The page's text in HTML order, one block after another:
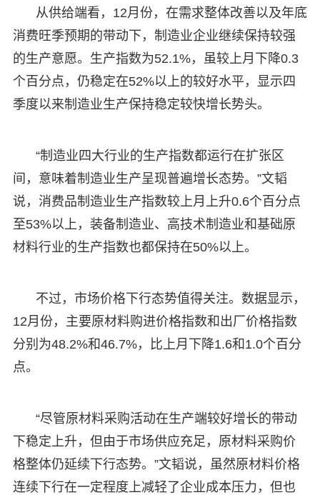
从供给端看，12月份，在需求整体改善以及年底
消费旺季预期的带动下，制造业企业继续保持较强
的生产意愿。生产指数为52.1%，虽较上月下降0.3
个百分点，仍稳定在52%以上的较好水平，显示四
季度以来制造业生产保持稳定较快增长势头。
“制造业四大行业的生产指数都运行在扩张区
间，意味着制造业生产呈现普遍增长态势。”文韬
说，消费品制造业生产指数较上月上升0.6个百分点
至53%以上，装备制造业、高技术制造业和基础原
材料行业的生产指数也都保持在50%以上。
不过，市场价格下行态势值得关注。数据显示，
12月份，主要原材料购进价格指数和出厂价格指数
分别为48.2%和46.7%，比上月下降1.6和1.0个百分
点。
“尽管原材料采购活动在生产端较好增长的带动
下稳定上升，但由于市场供应充足，原材料采购价
格整体仍延续下行态势。”文韬说，虽然原材料价格
连续下行在一定程度上减轻了企业成本压力，但也